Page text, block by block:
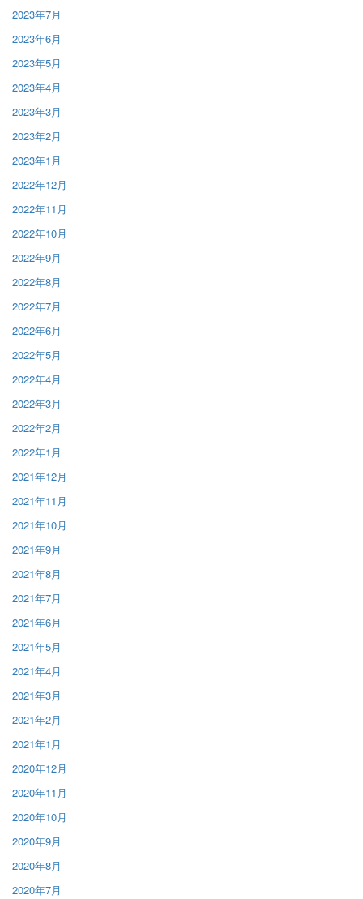
2023年7月
2023年6月
2023年5月
2023年4月
2023年3月
2023年2月
2023年1月
2022年12月
2022年11月
2022年10月
2022年9月
2022年8月
2022年7月
2022年6月
2022年5月
2022年4月
2022年3月
2022年2月
2022年1月
2021年12月
2021年11月
2021年10月
2021年9月
2021年8月
2021年7月
2021年6月
2021年5月
2021年4月
2021年3月
2021年2月
2021年1月
2020年12月
2020年11月
2020年10月
2020年9月
2020年8月
2020年7月